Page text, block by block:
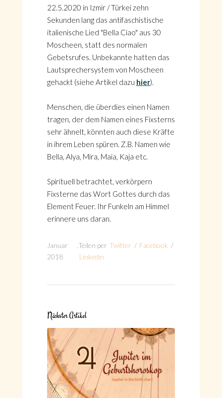
22.5.2020 in Izmir / Türkei zehn
Sekunden lang das antifaschistische
italienische Lied "Bella Ciao" aus 30
Moscheen, statt des normalen
Gebetsrufes. Unbekannte hatten das
Lautsprechersystem von Moscheen
gehackt (siehe Artikel dazu hier).
Menschen, die überdies einen Namen
tragen, der dem Namen eines Fixsterns
sehr ähnelt, könnten auch diese Kräfte
in ihrem Leben spüren. Z.B. Namen wie
Bella, Alya, Mira, Maia, Kaja etc.
Spirituell betrachtet, verkörpern
Fixsterne das Wort Gottes durch das
Element Feuer. Ihr Funkeln am Himmel
erinnere uns daran.
Januar
2018
Teilen per Twitter / Facebook /
Linkedin
Nächster Artikel